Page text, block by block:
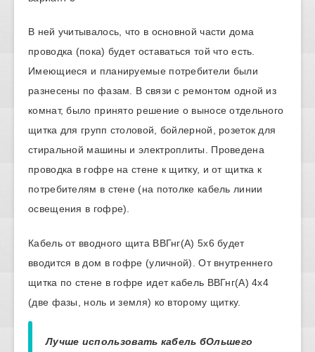
В ней учитывалось, что в основной части дома
проводка (пока) будет оставаться той что есть.
Имеющиеся и планируемые потребители были
разнесены по фазам. В связи с ремонтом одной из
комнат, было принято решение о выносе отдельного
щитка для групп столовой, бойлерной, розеток для
стиральной машины и электроплиты. Проведена
проводка в гофре на стене к щитку, и от щитка к
потребителям в стене (на потолке кабель линии
освещения в гофре).
Кабель от вводного щита ВВГнг(А) 5х6 будет
вводится в дом в гофре (уличной). От внутреннего
щитка по стене в гофре идет кабель ВВГнг(А) 4х4
(две фазы, ноль и земля) ко второму щитку.
Лучше использовать кабель бОльшего